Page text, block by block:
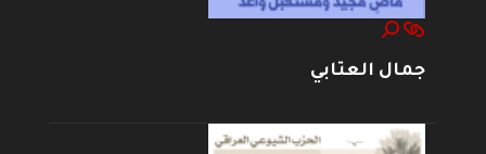
جمال العتابي